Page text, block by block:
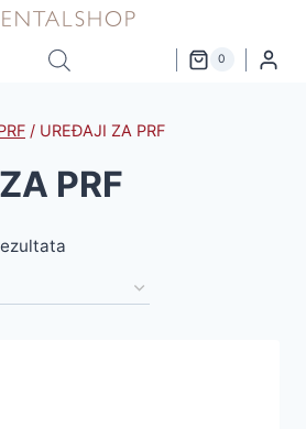
0
/ UREĐAJI ZA PRF
PRF